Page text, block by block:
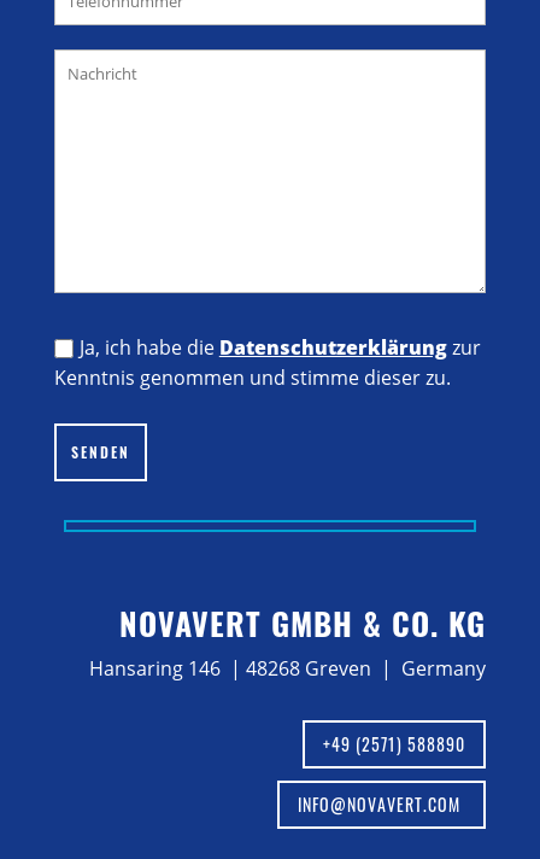
Ja, ich habe die Datenschutzerklärungzur
Kenntnis genommen und stimme dieser zu.
Bitte lasse dieses Feld leer.
SENDEN
NOVAVERT GMBH & CO. KG
Hansaring 146 | 48268 Greven | Germany
+49 (2571) 588890
INFO@NOVAVERT.COM